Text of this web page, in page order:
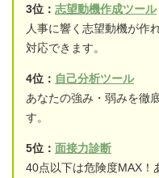
3位： 志望動機作成ツール
人事に響く志望動機が作
対応できます。
4位： 自己分析ツール
あなたの強み・弱みを徹
す。
5位： 面接力診断
40点以下は危険度MAX！